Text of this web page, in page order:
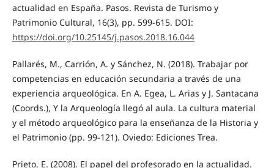
actualidad en España. Pasos. Revista de Turismo y
Patrimonio Cultural, 16(3), pp. 599-615. DOI:
https://doi.org/10.25145/j.pasos.2018.16.044
Pallarés, M., Carrión, A. y Sánchez, N. (2018). Trabajar por
competencias en educación secundaria a través de una
experiencia arqueológica. En A. Egea, L. Arias y J. Santacana
(Coords.), Y la Arqueología llegó al aula. La cultura material
y el método arqueológico para la enseñanza de la Historia y
el Patrimonio (pp. 99-121). Oviedo: Ediciones Trea.
Prieto, E. (2008). El papel del profesorado en la actualidad.